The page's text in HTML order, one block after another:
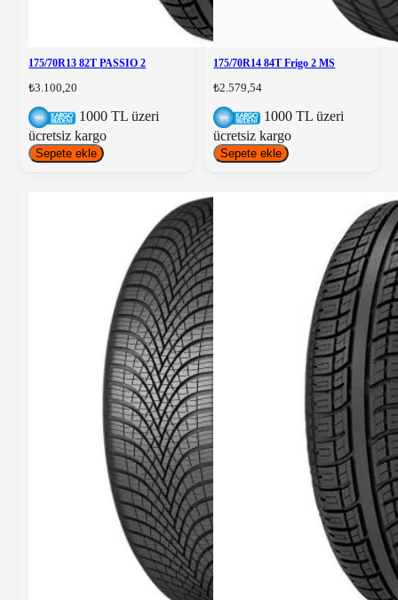
175/70R13 82T PASSIO 2
₺3.100,20
1000 TL üzeri
ücretsiz kargo
Sepete ekle
175/70R14 84T Frigo 2 MS
₺2.579,54
1000 TL üzeri
ücretsiz kargo
Sepete ekle